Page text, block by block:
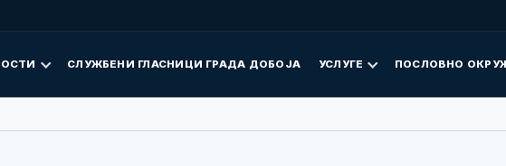
СЛУЖБЕНИ ГЛАСНИЦИ ГРАДА ДОБОЈА УСЛУГЕ ПОСЛОВНО